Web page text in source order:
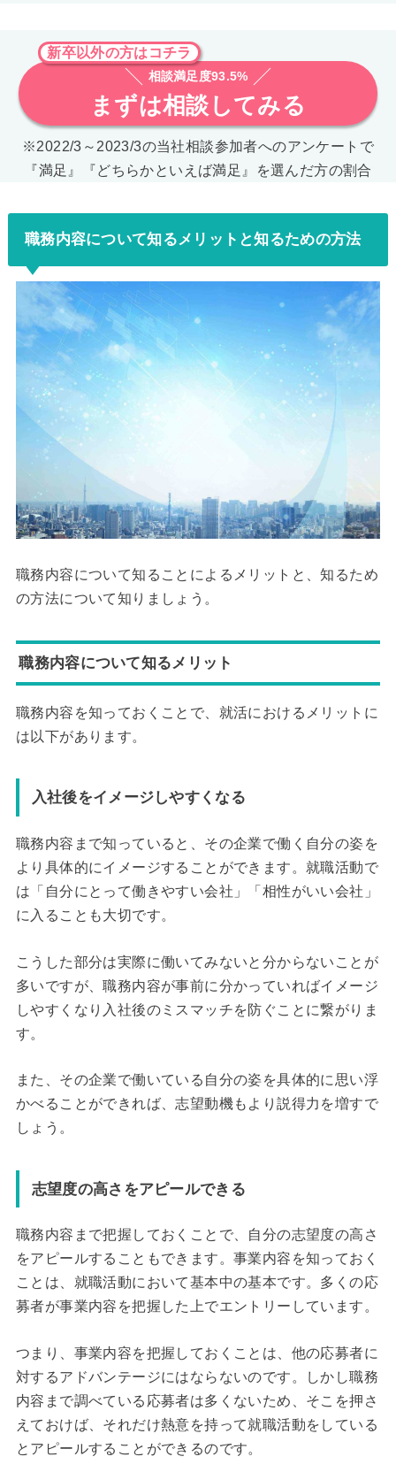
新卒以外の方はコチラ
相談満足度93.5%
まずは相談してみる
※2022/3～2023/3の当社相談参加者へのアンケートで
『満足』『どちらかといえば満足』を選んだ方の割合
職務内容について知るメリットと知るための方法
職務内容について知ることによるメリットと、知るため
の方法について知りましょう。
職務内容について知るメリット
職務内容を知っておくことで、就活におけるメリットに
は以下があります。
入社後をイメージしやすくなる
職務内容まで知っていると、その企業で働く自分の姿を
より具体的にイメージすることができます。就職活動で
は「自分にとって働きやすい会社」「相性がいい会社」
に入ることも大切です。
こうした部分は実際に働いてみないと分からないことが
多いですが、職務内容が事前に分かっていればイメージ
しやすくなり入社後のミスマッチを防ぐことに繋がりま
す。
また、その企業で働いている自分の姿を具体的に思い浮
かべることができれば、志望動機もより説得力を増すで
しょう。
志望度の高さをアピールできる
職務内容まで把握しておくことで、自分の志望度の高さ
をアピールすることもできます。事業内容を知っておく
ことは、就職活動において基本中の基本です。多くの応
募者が事業内容を把握した上でエントリーしています。
つまり、事業内容を把握しておくことは、他の応募者に
対するアドバンテージにはならないのです。しかし職務
内容まで調べている応募者は多くないため、そこを押さ
えておけば、それだけ熱意を持って就職活動をしている
とアピールすることができるのです。